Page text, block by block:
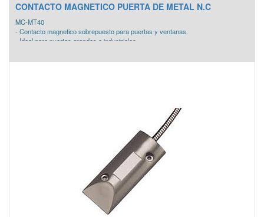
CONTACTO MAGNETICO PUERTA DE METAL N.C
MC-MT40
- Contacto magnetico sobrepuesto para puertas y ventanas.
- Ideal para puertas grandes e industriales